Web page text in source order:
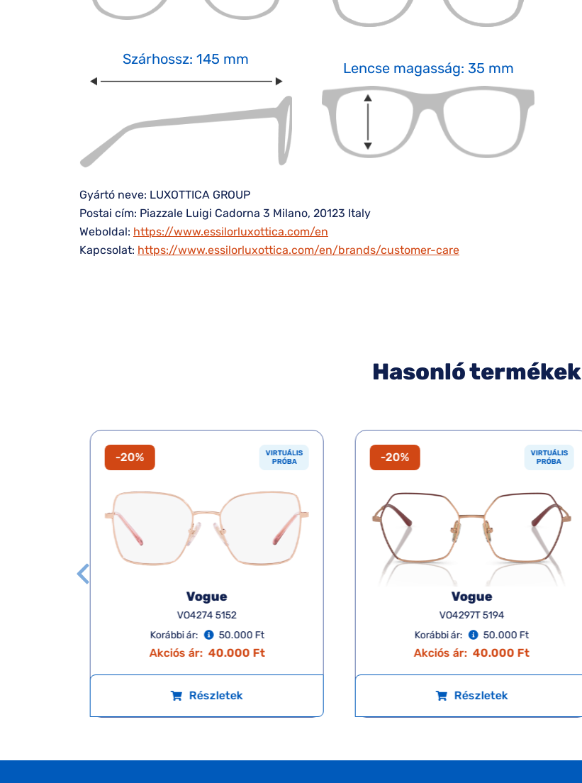
Szárhossz: 145 mm
Lencse magasság: 35 mm
Gyártó neve: LUXOTTICA GROUP
Postai cím: Piazzale Luigi Cadorna 3 Milano, 20123 Italy
Weboldal: https://www.essilorluxottica.com/en
Kapcsolat: https://www.essilorluxottica.com/en/brands/customer-care
Hasonló termékek
-20%
VIRTUÁLIS
PRÓBA
Vogue
VO4274 5152
Korábbi ár:
50.000 Ft
Akciós ár: 40.000 Ft
Részletek
-20%
VIRTUÁLIS
PRÓBA
Vogue
VO4297T 5194
Korábbi ár:
50.000 Ft
Akciós ár: 40.000 Ft
Részletek